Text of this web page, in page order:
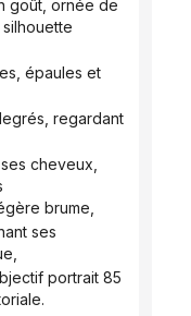
brume,